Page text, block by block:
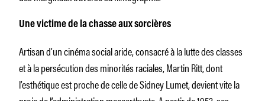
Une victime de la chasse aux sorcières
Artisan d’un cinéma social aride, consacré à la lutte des classes
et à la persécution des minorités raciales, Martin Ritt, dont
l’esthétique est proche de celle de Sidney Lumet, devient vite la